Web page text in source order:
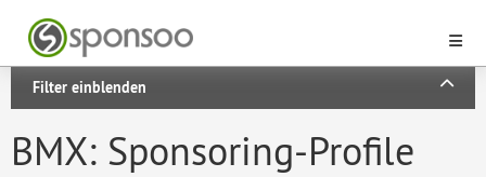
Filter einblenden
BMX: Sponsoring-Profile